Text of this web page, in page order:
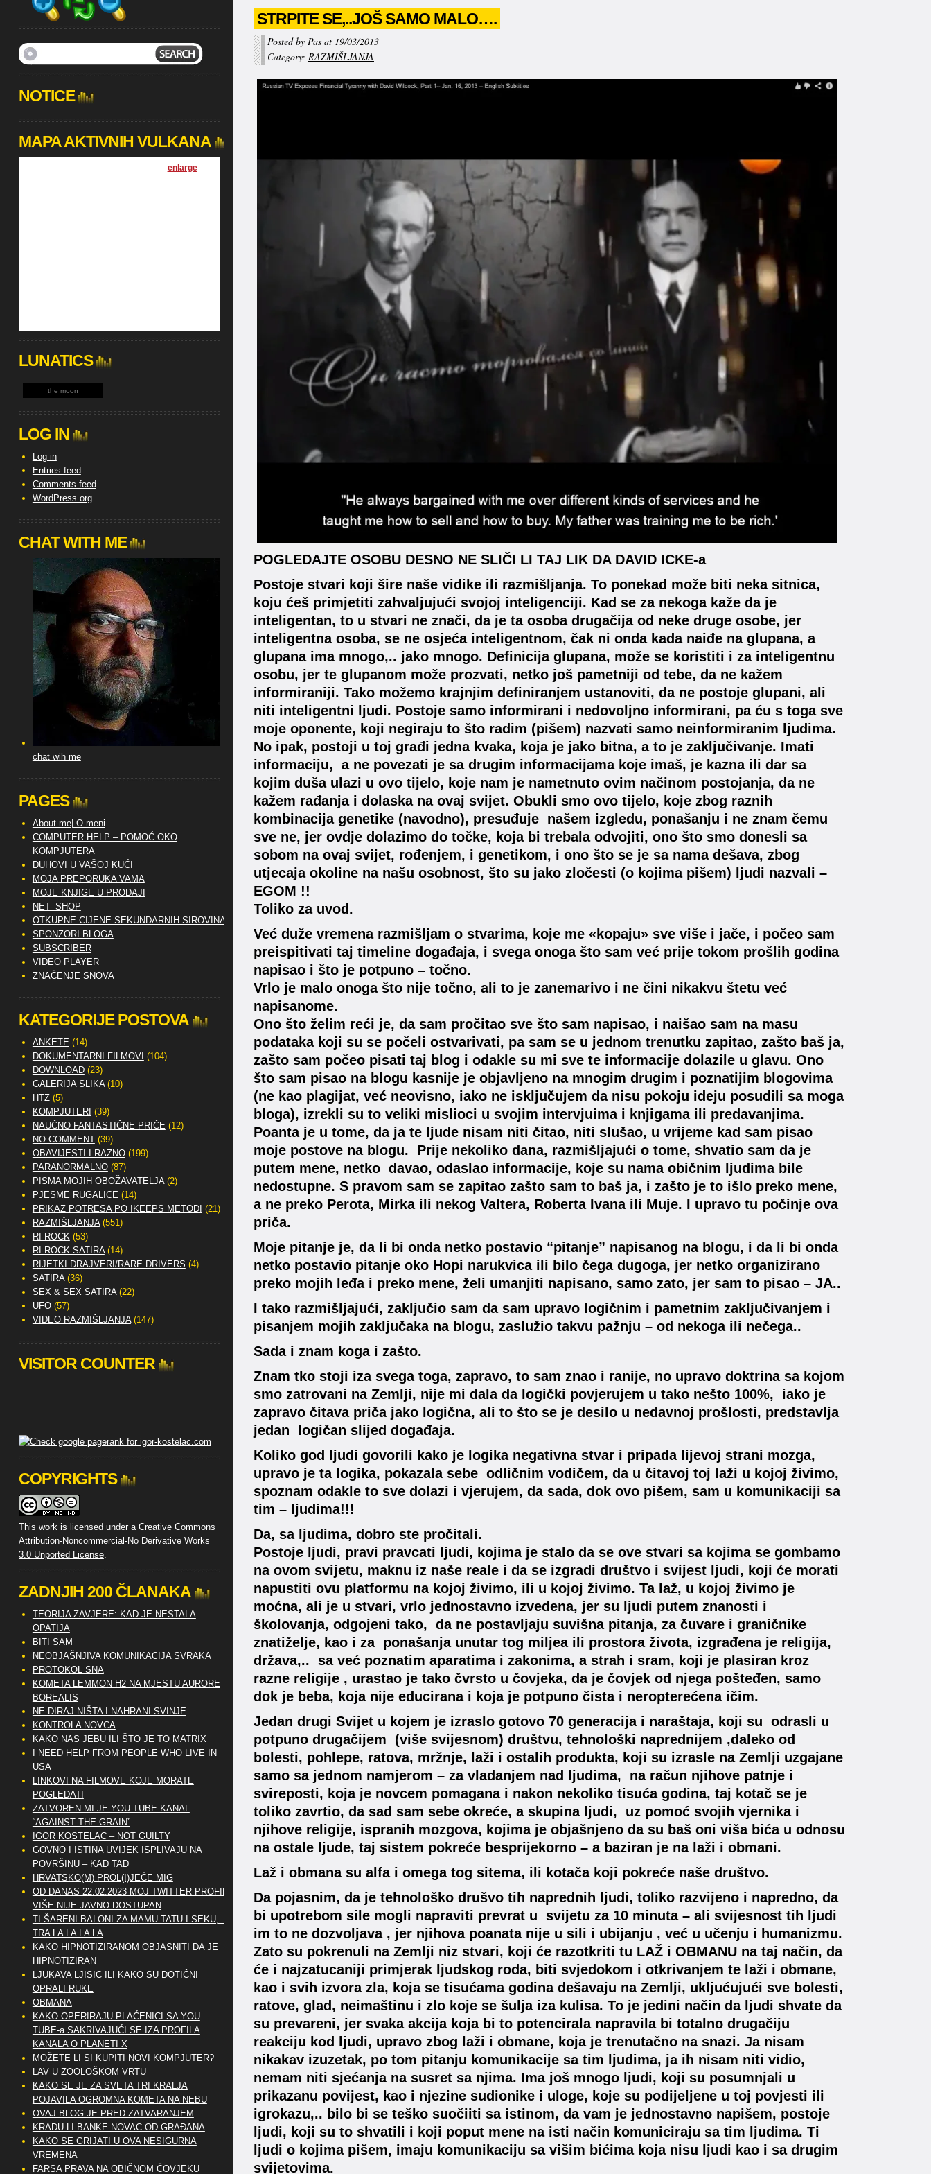
STRPITE SE,..JOŠ SAMO MALO….
Posted by Pas at 19/03/2013
Category: RAZMIŠLJANJA
POGLEDAJTE OSOBU DESNO NE SLIČI LI TAJ LIK DA DAVID ICKE-a
Postoje stvari koji šire naše vidike ili razmišljanja. To ponekad može biti neka sitnica,
koju ćeš primjetiti zahvaljujući svojoj inteligenciji. Kad se za nekoga kaže da je
inteligentan, to u stvari ne znači, da je ta osoba drugačija od neke druge osobe, jer
inteligentna osoba, se ne osjeća inteligentnom, čak ni onda kada naiđe na glupana, a
glupana ima mnogo,.. jako mnogo. Definicija glupana, može se koristiti i za inteligentnu
osobu, jer te glupanom može prozvati, netko još pametniji od tebe, da ne kažem
informiraniji. Tako možemo krajnjim definiranjem ustanoviti, da ne postoje glupani, ali
niti inteligentni ljudi. Postoje samo informirani i nedovoljno informirani, pa ću s toga sve
moje oponente, koji negiraju to što radim (pišem) nazvati samo neinformiranim ljudima.
No ipak, postoji u toj građi jedna kvaka, koja je jako bitna, a to je zaključivanje. Imati
informaciju, a ne povezati je sa drugim informacijama koje imaš, je kazna ili dar sa
kojim duša ulazi u ovo tijelo, koje nam je nametnuto ovim načinom postojanja, da ne
kažem rađanja i dolaska na ovaj svijet. Obukli smo ovo tijelo, koje zbog raznih
kombinacija genetike (navodno), presuđuje našem izgledu, ponašanju i ne znam čemu
sve ne, jer ovdje dolazimo do točke, koja bi trebala odvojiti, ono što smo donesli sa
sobom na ovaj svijet, rođenjem, i genetikom, i ono što se je sa nama dešava, zbog
utjecaja okoline na našu osobnost, što su jako zločesti (o kojima pišem) ljudi nazvali –
EGOM !!
Toliko za uvod.
Već duže vremena razmišljam o stvarima, koje me «kopaju» sve više i jače, i počeo sam
preispitivati taj timeline događaja, i svega onoga što sam već prije tokom prošlih godina
napisao i što je potpuno – točno.
Vrlo je malo onoga što nije točno, ali to je zanemarivo i ne čini nikakvu štetu već
napisanome.
Ono što želim reći je, da sam pročitao sve što sam napisao, i naišao sam na masu
podataka koji su se počeli ostvarivati, pa sam se u jednom trenutku zapitao, zašto baš ja,
zašto sam počeo pisati taj blog i odakle su mi sve te informacije dolazile u glavu. Ono
što sam pisao na blogu kasnije je objavljeno na mnogim drugim i poznatijim blogovima
(ne kao plagijat, već neovisno, iako ne isključujem da nisu pokoju ideju posudili sa moga
bloga), izrekli su to veliki mislioci u svojim intervjuima i knjigama ili predavanjima.
Poanta je u tome, da ja te ljude nisam niti čitao, niti slušao, u vrijeme kad sam pisao
moje postove na blogu. Prije nekoliko dana, razmišljajući o tome, shvatio sam da je
putem mene, netko davao, odaslao informacije, koje su nama običnim ljudima bile
nedostupne. S pravom sam se zapitao zašto sam to baš ja, i zašto je to išlo preko mene,
a ne preko Perota, Mirka ili nekog Valtera, Roberta Ivana ili Muje. I upravo tu počinje ova
priča.
Moje pitanje je, da li bi onda netko postavio “pitanje” napisanog na blogu, i da li bi onda
netko postavio pitanje oko Hopi narukvica ili bilo čega dugoga, jer netko organizirano
preko mojih leđa i preko mene, želi umanjiti napisano, samo zato, jer sam to pisao – JA..
I tako razmišljajući, zaključio sam da sam upravo logičnim i pametnim zaključivanjem i
pisanjem mojih zaključaka na blogu, zaslužio takvu pažnju – od nekoga ili nečega..
Sada i znam koga i zašto.
Znam tko stoji iza svega toga, zapravo, to sam znao i ranije, no upravo doktrina sa kojom
smo zatrovani na Zemlji, nije mi dala da logički povjerujem u tako nešto 100%, iako je
zapravo čitava priča jako logična, ali to što se je desilo u nedavnoj prošlosti, predstavlja
jedan logičan slijed događaja.
Koliko god ljudi govorili kako je logika negativna stvar i pripada lijevoj strani mozga,
upravo je ta logika, pokazala sebe odličnim vodičem, da u čitavoj toj laži u kojoj živimo,
spoznam odakle to sve dolazi i vjerujem, da sada, dok ovo pišem, sam u komunikaciji sa
tim – ljudima!!!
Da, sa ljudima, dobro ste pročitali.
Postoje ljudi, pravi pravcati ljudi, kojima je stalo da se ove stvari sa kojima se gombamo
na ovom svijetu, maknu iz naše reale i da se izgradi društvo i svijest ljudi, koji će morati
napustiti ovu platformu na kojoj živimo, ili u kojoj živimo. Ta laž, u kojoj živimo je
moćna, ali je u stvari, vrlo jednostavno izvedena, jer su ljudi putem znanosti i
školovanja, odgojeni tako, da ne postavljaju suvišna pitanja, za čuvare i graničnike
znatiželje, kao i za ponašanja unutar tog miljea ili prostora života, izgrađena je religija,
država,.. sa već poznatim aparatima i zakonima, a strah i sram, koji je plasiran kroz
razne religije , urastao je tako čvrsto u čovjeka, da je čovjek od njega pošteđen, samo
dok je beba, koja nije educirana i koja je potpuno čista i neropterećena ičim.
Jedan drugi Svijet u kojem je izraslo gotovo 70 generacija i naraštaja, koji su odrasli u
potpuno drugačijem (više svijesnom) društvu, tehnološki naprednijem ,daleko od
bolesti, pohlepe, ratova, mržnje, laži i ostalih produkta, koji su izrasle na Zemlji uzgajane
samo sa jednom namjerom – za vladanjem nad ljudima, na račun njihove patnje i
svireposti, koja je novcem pomagana i nakon nekoliko tisuća godina, taj kotač se je
toliko zavrtio, da sad sam sebe okreće, a skupina ljudi, uz pomoć svojih vjernika i
njihove religije, ispranih mozgova, kojima je objašnjeno da su baš oni viša bića u odnosu
na ostale ljude, taj sistem pokreće besprijekorno – a baziran je na laži i obmani.
Laž i obmana su alfa i omega tog sitema, ili kotača koji pokreće naše društvo.
Da pojasnim, da je tehnološko drušvo tih naprednih ljudi, toliko razvijeno i napredno, da
bi upotrebom sile mogli napraviti prevrat u svijetu za 10 minuta – ali svijesnost tih ljudi
im to ne dozvoljava , jer njihova poanata nije u sili i ubijanju , već u učenju i humanizmu.
Zato su pokrenuli na Zemlji niz stvari, koji će razotkriti tu LAŽ i OBMANU na taj način, da
će i najzatucaniji primjerak ljudskog roda, biti svjedokom i otkrivanjem te laži i obmane,
kao i svih izvora zla, koja se tisućama godina dešavaju na Zemlji, ukljućujući sve bolesti,
ratove, glad, neimaštinu i zlo koje se šulja iza kulisa. To je jedini način da ljudi shvate da
su prevareni, jer svaka akcija koja bi to potencirala napravila bi totalno drugačiju
reakciju kod ljudi, upravo zbog laži i obmane, koja je trenutačno na snazi. Ja nisam
nikakav izuzetak, po tom pitanju komunikacije sa tim ljudima, ja ih nisam niti vidio,
nemam niti sjećanja na susret sa njima. Ima još mnogo ljudi, koji su posumnjali u
prikazanu povijest, kao i njezine sudionike i uloge, koje su podijeljene u toj povjesti ili
igrokazu,.. bilo bi se teško suočiiti sa istinom, da vam je jednostavno napišem, postoje
ljudi, koji su to shvatili i koji poput mene na isti način komuniciraju sa tim ljudima. Ti
ljudi o kojima pišem, imaju komunikaciju sa višim bićima koja nisu ljudi kao i sa drugim
svijetovima.
NOTICE
MAPA AKTIVNIH VULKANA
enlarge]
LUNATICS
the moon
LOG IN
Log in
Entries feed
Comments feed
WordPress.org
CHAT WITH ME
chat wih me
PAGES
About me| O meni
COMPUTER HELP – POMOĆ OKO
KOMPJUTERA
DUHOVI U VAŠOJ KUĆI
MOJA PREPORUKA VAMA
MOJE KNJIGE U PRODAJI
NET- SHOP
OTKUPNE CIJENE SEKUNDARNIH SIROVINA
SPONZORI BLOGA
SUBSCRIBER
VIDEO PLAYER
ZNAČENJE SNOVA
KATEGORIJE POSTOVA
ANKETE (14)
DOKUMENTARNI FILMOVI (104)
DOWNLOAD(23)
GALERIJA SLIKA(10)
HTZ(5)
KOMPJUTERI (39)
NAUČNO FANTASTIČNE PRIČE (12)
NO COMMENT(39)
OBAVIJESTI I RAZNO(199)
PARANORMALNO(87)
PISMA MOJIH OBOŽAVATELJA(2)
PJESME RUGALICE (14)
PRIKAZ POTRESA PO IKEEPS METODI (21)
RAZMIŠLJANJA(551)
RI-ROCK(53)
RI-ROCK SATIRA(14)
RIJETKI DRAJVERI/RARE DRIVERS (4)
SATIRA(36)
SEX & SEX SATIRA(22)
UFO(57)
VIDEO RAZMIŠLJANJA(147)
VISITOR COUNTER
COPYRIGHTS
This work is licensed under a Creative Commons
Attribution-Noncommercial-No Derivative Works
3.0 Unported License.
ZADNJIH 200 ČLANAKA
TEORIJA ZAVJERE: KAD JE NESTALA
OPATIJA
BITI SAM
NEOBJAŠNJIVA KOMUNIKACIJA SVRAKA
PROTOKOL SNA
KOMETA LEMMON H2 NA MJESTU AURORE
BOREALIS
NE DIRAJ NIŠTA I NAHRANI SVINJE
KONTROLA NOVCA
KAKO NAS JEBU ILI ŠTO JE TO MATRIX
I NEED HELP FROM PEOPLE WHO LIVE IN
USA
LINKOVI NA FILMOVE KOJE MORATE
POGLEDATI
ZATVOREN MI JE YOU TUBE KANAL
“AGAINST THE GRAIN”
IGOR KOSTELAC – NOT GUILTY
GOVNO I ISTINA UVIJEK ISPLIVAJU NA
POVRŠINU – KAD TAD
HRVATSKO(M) PROL(I)JEĆE MIG
OD DANAS 22.02.2023 MOJ TWITTER PROFIL
VIŠE NIJE JAVNO DOSTUPAN
TI ŠARENI BALONI ZA MAMU TATU I SEKU,..
TRA LA LA LA LA
KAKO HIPNOTIZIRANOM OBJASNITI DA JE
HIPNOTIZIRAN
LJUKAVA LJISIC ILI KAKO SU DOTIČNI
OPRALI RUKE
OBMANA
KAKO OPERIRAJU PLAĆENICI SA YOU
TUBE-a SAKRIVAJUĆI SE IZA PROFILA
KANALA O PLANETI X
MOŽETE LI SI KUPITI NOVI KOMPJUTER?
LAV U ZOOLOŠKOM VRTU
KAKO SE JE ZA SVETA TRI KRALJA
POJAVILA OGROMNA KOMETA NA NEBU
OVAJ BLOG JE PRED ZATVARANJEM
KRADU LI BANKE NOVAC OD GRAĐANA
KAKO SE GRIJATI U OVA NESIGURNA
VREMENA
FARSA PRAVA NA OBIČNOM ČOVJEKU